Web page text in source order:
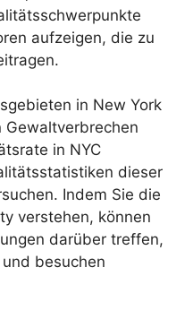
aufzeigen, die zu
in New York
Gewaltverbrechen
in NYC
dieser
Indem Sie die
verstehen, können
darüber treffen,
besuchen